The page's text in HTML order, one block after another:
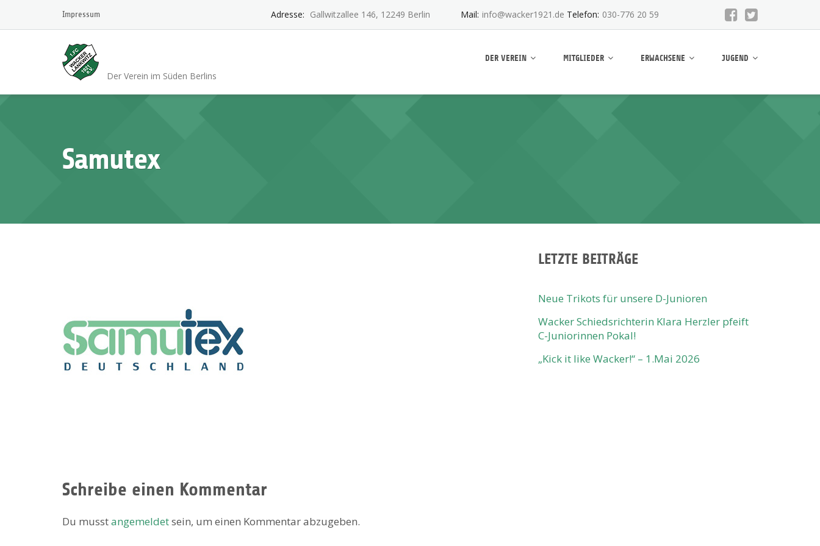
content
Impressum Adresse: Gallwitzallee 146, 12249 Berlin Mail: info@wacker1921.de Telefon: 030-776 20 59
Der Verein im Süden Berlins
DER VEREIN MITGLIEDER ERWACHSENE JUGEND
Samutex
Schreibe einen Kommentar
Du musstangemeldetsein, um einen Kommentar abzugeben.
LETZTE BEITRÄGE
Neue Trikots für unsere D-Junioren
Wacker Schiedsrichterin Klara Herzler pfeift
C-Juniorinnen Pokal!
„Kick it like Wacker!“ – 1.Mai 2026